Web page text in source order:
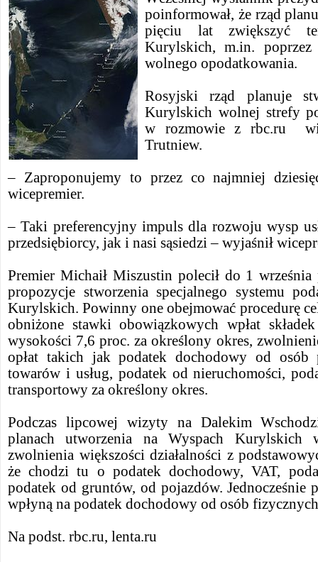
poinformował, że rząd
pięciu lat zwiększyć
Kurylskich, m.in.
wolnego opodatkowania.
Rosyjski rząd planuje
Kurylskich wolnej strefy
w rozmowie z rbc.ru
Trutniew.
– Zaproponujemy to przez co najmniej
wicepremier.
– Taki preferencyjny impuls dla rozwoju wysp
przedsiębiorcy, jak i nasi sąsiedzi – wyjaśnił
Premier Michaił Miszustin polecił do 1 września
propozycje stworzenia specjalnego systemu
Kurylskich. Powinny one obejmować procedurę
obniżone stawki obowiązkowych wpłat
wysokości 7,6 proc. za określony okres,
opłat takich jak podatek dochodowy od osób
towarów i usług, podatek od nieruchomości,
transportowy za określony okres.
Podczas lipcowej wizyty na Dalekim
planach utworzenia na Wyspach
zwolnienia większości działalności z
że chodzi tu o podatek dochodowy, VAT,
podatek od gruntów, od pojazdów. Jednocześnie
wpłyną na podatek dochodowy od osób
Na podst. rbc.ru, lenta.ru